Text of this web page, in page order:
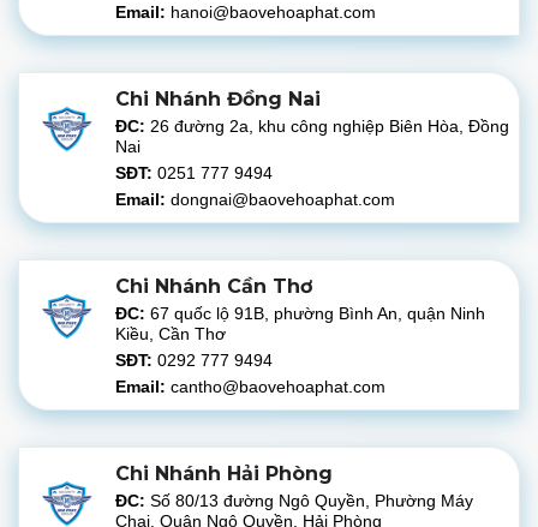
Email: hanoi@baovehoaphat.com
Chi Nhánh Đồng Nai
ĐC: 26 đường 2a, khu công nghiệp Biên Hòa, Đồng
Nai
SĐT: 0251 777 9494
Email: dongnai@baovehoaphat.com
Chi Nhánh Cần Thơ
ĐC: 67 quốc lộ 91B, phường Bình An, quận Ninh
Kiều, Cần Thơ
SĐT: 0292 777 9494
Email: cantho@baovehoaphat.com
Chi Nhánh Hải Phòng
ĐC: Số 80/13 đường Ngô Quyền, Phường Máy
Chai, Quận Ngô Quyền, Hải Phòng